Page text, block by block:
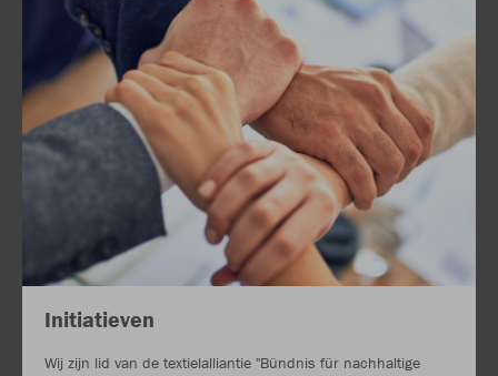
Initiatieven
Wij zijn lid van de textielalliantie "Bündnis für nachhaltige